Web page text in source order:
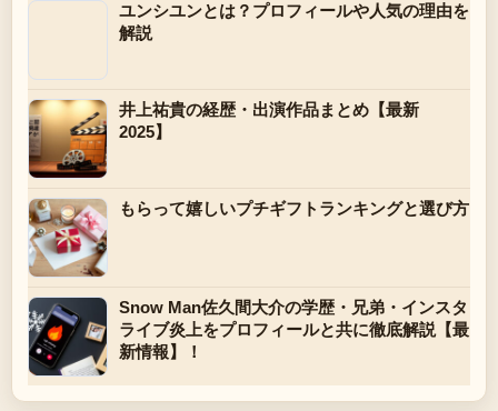
ユンシユンとは？プロフィールや人気の理由を
解説
井上祐貴の経歴・出演作品まとめ【最新
2025】
もらって嬉しいプチギフトランキングと選び方
Snow Man佐久間大介の学歴・兄弟・インスタ
ライブ炎上をプロフィールと共に徹底解説【最
新情報】！